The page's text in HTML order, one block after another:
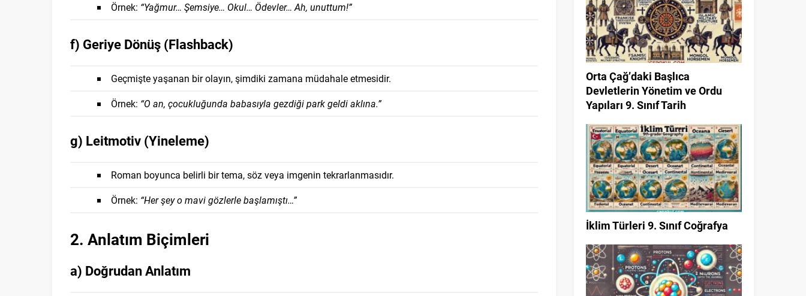
Örnek: “Yağmur… Şemsiye… Okul… Ödevler… Ah, unuttum!”
f) Geriye Dönüş (Flashback)
Geçmişte yaşanan bir olayın, şimdiki zamana müdahale etmesidir.
Örnek: “O an, çocukluğunda babasıyla gezdiği park geldi aklına.”
g) Leitmotiv (Yineleme)
Roman boyunca belirli bir tema, söz veya imgenin tekrarlanmasıdır.
Örnek: “Her şey o mavi gözlerle başlamıştı…”
2. Anlatım Biçimleri
a) Doğrudan Anlatım
Orta Çağ’daki Başlıca
Devletlerin Yönetim ve Ordu
Yapıları 9. Sınıf Tarih
İklim Türleri 9. Sınıf Coğrafya